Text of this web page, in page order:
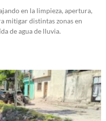
en la limpieza, apertura,
mitigar distintas zonas en
de agua de lluvia.